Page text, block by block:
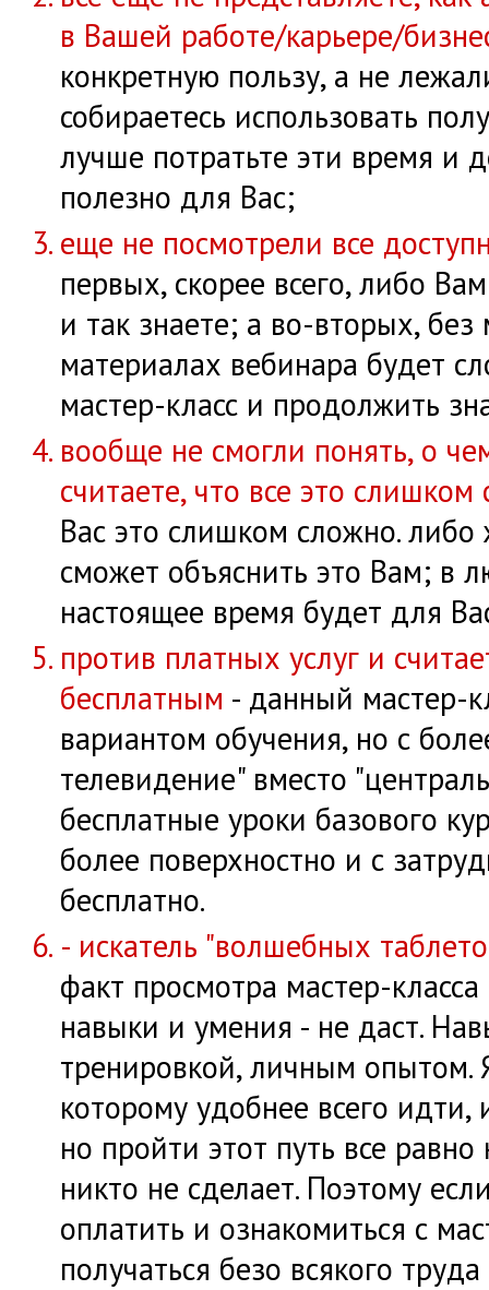
в Вашей работе/карьере/
конкретную пользу, а не
собираетесь использовать
лучше потратьте эти время и
полезно для Вас;
еще не посмотрели все
первых, скорее всего, либо
и так знаете; а во-вторых,
материалах вебинара будет
мастер-класс и продолжить
вообще не смогли понять, о
считаете, что все это
Вас это слишком сложно. либо
сможет объяснить это Вам; в
настоящее время будет для
против платных услуг и
бесплатным - данный мастер-
вариантом обучения, но с
телевидение" вместо
бесплатные уроки базового
более поверхностно и с
бесплатно.
- искатель "волшебных
факт просмотра мастер-
навыки и умения - не даст.
тренировкой, личным опытом.
которому удобнее всего
но пройти этот путь все
никто не сделает. Поэтому
оплатить и ознакомиться с
получаться безо всякого